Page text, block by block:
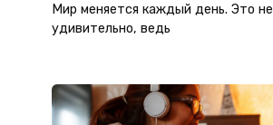
Мир меняется каждый день. Это не
удивительно, ведь